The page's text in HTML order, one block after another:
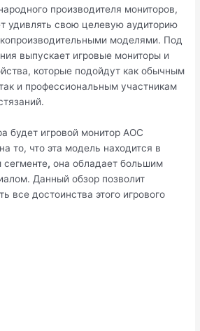
производителя мониторов,
удивлять свою целевую аудиторию
моделями. Под
выпускает игровые мониторы и
которые подойдут как обычным
и профессиональным участникам
будет игровой монитор AOC
то, что эта модель находится в
, она обладает большим
Данный обзор позволит
все достоинства этого игрового